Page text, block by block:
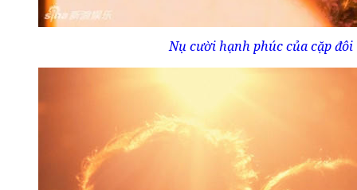
Nụ cười hạnh phúc của cặp